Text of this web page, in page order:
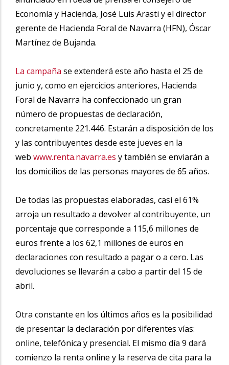
Economía y Hacienda, José Luis Arasti y el director
gerente de Hacienda Foral de Navarra (HFN), Óscar
Martínez de Bujanda.
La campaña se extenderá este año hasta el 25 de
junio y, como en ejercicios anteriores, Hacienda
Foral de Navarra ha confeccionado un gran
número de propuestas de declaración,
concretamente 221.446. Estarán a disposición de los
y las contribuyentes desde este jueves en la
web www.renta.navarra.es y también se enviarán a
los domicilios de las personas mayores de 65 años.
De todas las propuestas elaboradas, casi el 61%
arroja un resultado a devolver al contribuyente, un
porcentaje que corresponde a 115,6 millones de
euros frente a los 62,1 millones de euros en
declaraciones con resultado a pagar o a cero. Las
devoluciones se llevarán a cabo a partir del 15 de
abril.
Otra constante en los últimos años es la posibilidad
de presentar la declaración por diferentes vías:
online, telefónica y presencial. El mismo día 9 dará
comienzo la renta online y la reserva de cita para la